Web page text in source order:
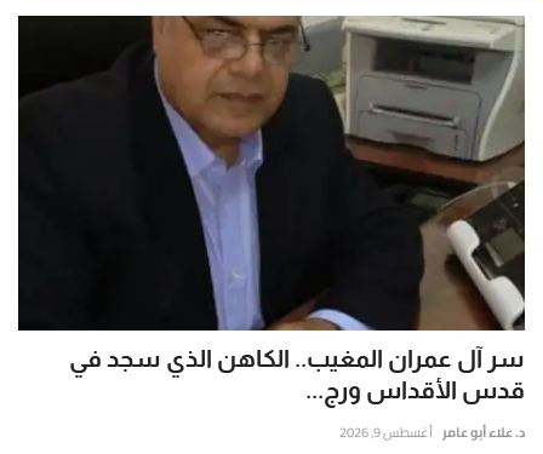
سر آل عمران المغيب.. الكاهن الذي سجد في
قدس الأقداس ورج...
د. علاء أبو عامر أغسطس 9, 2026